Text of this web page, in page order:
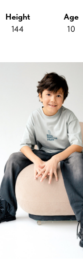
Height
144
Age
10